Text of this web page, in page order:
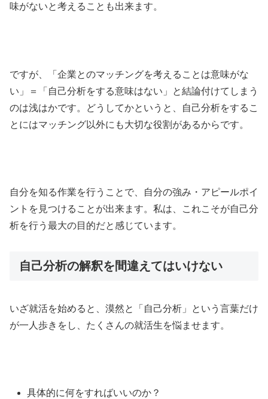
味がないと考えることも出来ます。
ですが、「企業とのマッチングを考えることは意味がな
い」＝「自己分析をする意味はない」と結論付けてしまう
のは浅はかです。どうしてかというと、自己分析をするこ
とにはマッチング以外にも大切な役割があるからです。
自分を知る作業を行うことで、自分の強み・アピールポイ
ントを見つけることが出来ます。私は、これこそが自己分
析を行う最大の目的だと感じています。
自己分析の解釈を間違えてはいけない
いざ就活を始めると、漠然と「自己分析」という言葉だけ
が一人歩きをし、たくさんの就活生を悩ませます。
具体的に何をすればいいのか？